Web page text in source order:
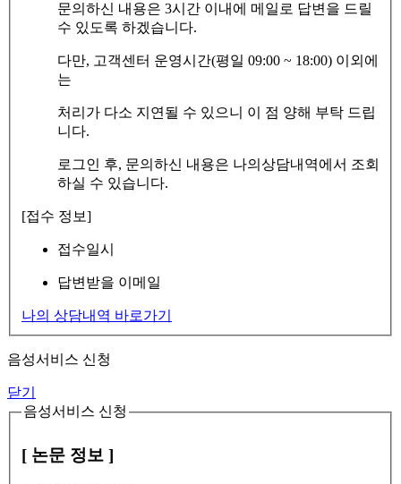
문의하신 내용은 3시간 이내에 메일로 답변을 드릴
수 있도록 하겠습니다.
다만, 고객센터 운영시간(평일 09:00 ~ 18:00) 이외에
는
처리가 다소 지연될 수 있으니 이 점 양해 부탁 드립
니다.
로그인 후, 문의하신 내용은 나의상담내역에서 조회
하실 수 있습니다.
[접수 정보]
접수일시
답변받을 이메일
나의 상담내역 바로가기
음성서비스 신청
닫기
음성서비스 신청
[ 논문 정보 ]